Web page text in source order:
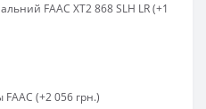
FAAC XT2 868 SLH LR (+1
(+2 056 грн.)